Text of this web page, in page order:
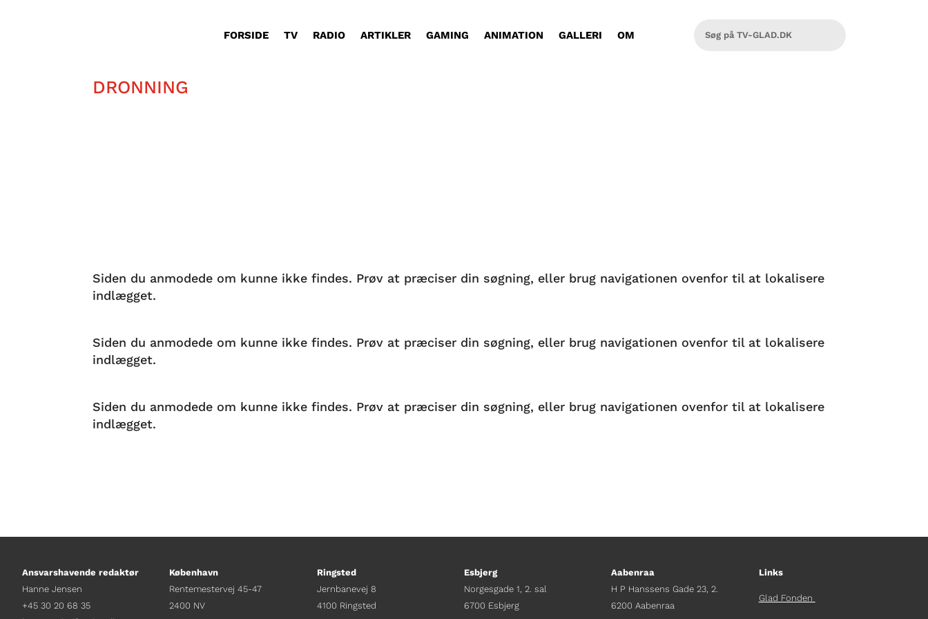
FORSIDE TV RADIO ARTIKLER GAMING ANIMATION GALLERI OM
DRONNING
Siden du anmodede om kunne ikke findes. Prøv at præciser din søgning, eller brug navigationen ovenfor til at lokalisere
indlægget.
Siden du anmodede om kunne ikke findes. Prøv at præciser din søgning, eller brug navigationen ovenfor til at lokalisere
indlægget.
Siden du anmodede om kunne ikke findes. Prøv at præciser din søgning, eller brug navigationen ovenfor til at lokalisere
indlægget.
Ansvarshavende redaktør
Hanne Jensen
+45 30 20 68 35
København
Rentemestervej 45-47
2400 NV
Ringsted
Jernbanevej 8
4100 Ringsted
Esbjerg
Norgesgade 1, 2. sal
6700 Esbjerg
Aabenraa
H P Hanssens Gade 23, 2.
6200 Aabenraa
Links
Glad Fonden